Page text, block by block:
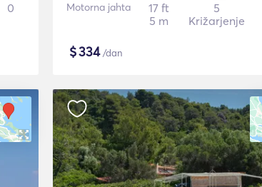
0 Motorna jahta
17 ft
5 m
5
Križarjenje
$334/dan